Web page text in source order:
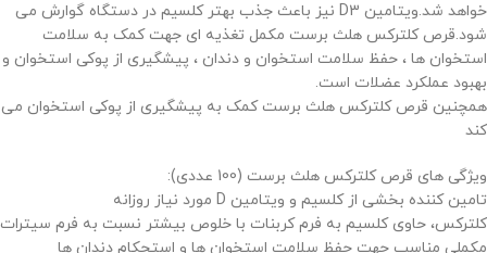
خواهد شد.ویتامین D3 نیز باعث جذب بهتر کلسیم در دستگاه گوارش می
شود.قرص کلترکس هلث برست مکمل تغذیه ای جهت کمک به سلامت
استخوان ها ، حفظ سلامت استخوان و دندان ، پیشگیری از پوکی استخوان و
بهبود عملکرد عضلات است.
همچنین قرص کلترکس هلث برست کمک به پیشگیری از پوکی استخوان می
کند
ویژگی های قرص کلترکس هلث برست (100 عددی):
تامین کننده بخشی از کلسیم و ویتامین D مورد نیاز روزانه
کلترکس، حاوی کلسیم به فرم کربنات با خلوص بیشتر نسبت به فرم سیترات
مکملی مناسب جهت حفظ سلامت استخوان ها و استحکام دندان ها